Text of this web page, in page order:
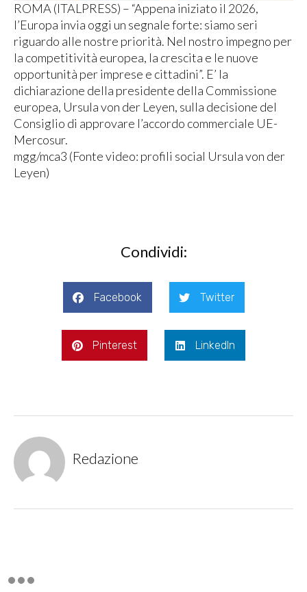
ROMA (ITALPRESS) – “Appena iniziato il 2026,
l’Europa invia oggi un segnale forte: siamo seri
riguardo alle nostre priorità. Nel nostro impegno per
la competitività europea, la crescita e le nuove
opportunità per imprese e cittadini”. E’ la
dichiarazione della presidente della Commissione
europea, Ursula von der Leyen, sulla decisione del
Consiglio di approvare l’accordo commerciale UE-
Mercosur.
mgg/mca3 (Fonte video: profili social Ursula von der
Leyen)
Condividi:
Facebook Twitter
Pinterest LinkedIn
Redazione